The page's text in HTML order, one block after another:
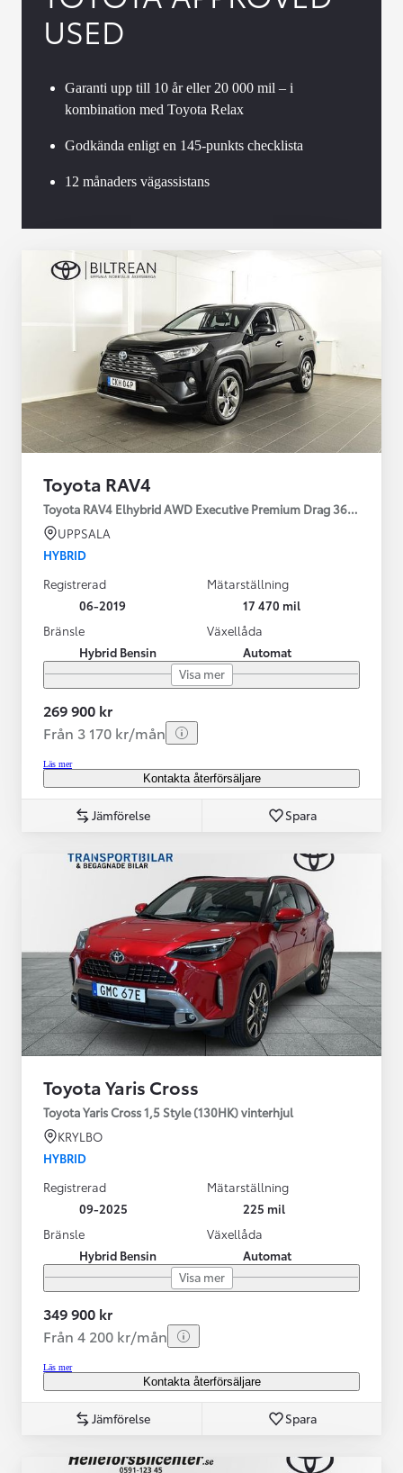
USED
Garanti upp till 10 år eller 20 000 mil – i
kombination med Toyota Relax
Godkända enligt en 145-punkts checklista
12 månaders vägassistans
Toyota RAV4
Toyota RAV4 Elhybrid AWD Executive Premium Drag 360-kamera
UPPSALA
HYBRID
Registrerad
06-2019
Mätarställning
17 470 mil
Bränsle
Hybrid Bensin
Växellåda
Automat
Visa mer
269 900 kr
Från 3 170 kr/mån
Läs mer
Kontakta återförsäljare
Jämförelse Spara
Toyota Yaris Cross
Toyota Yaris Cross 1,5 Style (130HK) vinterhjul
KRYLBO
HYBRID
Registrerad
09-2025
Mätarställning
225 mil
Bränsle
Hybrid Bensin
Växellåda
Automat
Visa mer
349 900 kr
Från 4 200 kr/mån
Läs mer
Kontakta återförsäljare
Jämförelse Spara